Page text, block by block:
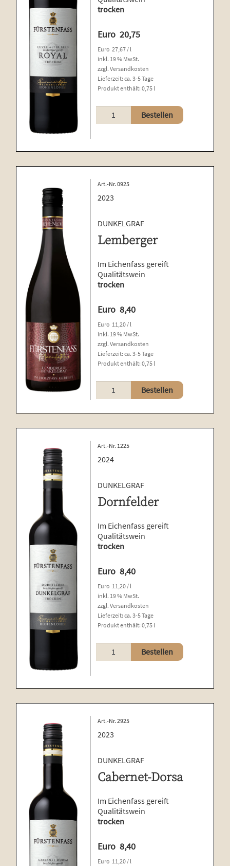
trocken
Euro 20,75
Euro 27,67 / l
inkl. 19 % MwSt.
zzgl.Versandkosten
Lieferzeit:ca. 3-5 Tage
Produkt enthält: 0,75 l
Cuvée
Alter
Menge
Bestellen
Art.-Nr. 0925
2023
DUNKELGRAF
Lemberger
Im Eichenfass gereift
Qualitätswein
trocken
Euro 8,40
Euro 11,20 / l
inkl. 19 % MwSt.
zzgl.Versandkosten
Lieferzeit:ca. 3-5 Tage
Produkt enthält: 0,75 l
Lemberger
Menge
Bestellen
Art.-Nr. 1225
2024
DUNKELGRAF
Dornfelder
Im Eichenfass gereift
Qualitätswein
trocken
Euro 8,40
Euro 11,20/ l
inkl. 19 % MwSt.
zzgl.Versandkosten
Lieferzeit:ca. 3-5 Tage
Produkt enthält: 0,75 l
Dornfelder
Menge
Bestellen
Art.-Nr. 2925
2023
DUNKELGRAF
Cabernet-Dorsa
Im Eichenfass gereift
Qualitätswein
trocken
Euro 8,40
Euro 11,20/ l